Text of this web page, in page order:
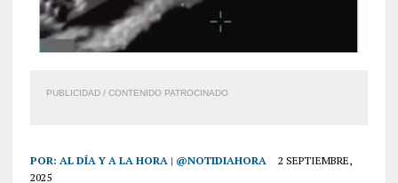
PUBLICIDAD / CONTENIDO PATROCINADO
POR: AL DÍA Y A LA HORA | @NOTIDIAHORA
2 SEPTIEMBRE,
2025